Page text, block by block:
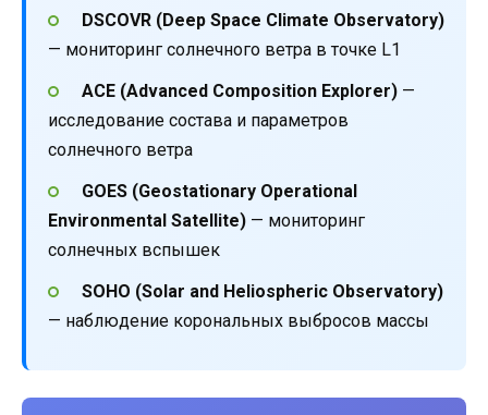
DSCOVR (Deep Space Climate Observatory)
— мониторинг солнечного ветра в точке L1
ACE (Advanced Composition Explorer)—
исследование состава и параметров
солнечного ветра
GOES (Geostationary Operational
Environmental Satellite) — мониторинг
солнечных вспышек
SOHO (Solar and Heliospheric Observatory)
— наблюдение корональных выбросов массы